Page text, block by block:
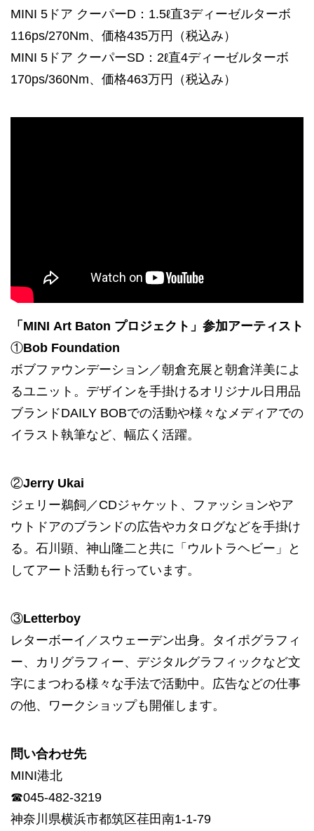
MINI 5ドア クーパーD：1.5ℓ直3ディーゼルターボ
116ps/270Nm、価格435万円（税込み）
MINI 5ドア クーパーSD：2ℓ直4ディーゼルターボ
170ps/360Nm、価格463万円（税込み）
「MINI Art Baton プロジェクト」参加アーティスト
①Bob Foundation
ボブファウンデーション／朝倉充展と朝倉洋美によ
るユニット。デザインを手掛けるオリジナル日用品
ブランドDAILY BOBでの活動や様々なメディアでの
イラスト執筆など、幅広く活躍。
②Jerry Ukai
ジェリー鵜飼／CDジャケット、ファッションやア
ウトドアのブランドの広告やカタログなどを手掛け
る。石川顕、神山隆二と共に「ウルトラヘビー」と
してアート活動も行っています。
③Letterboy
レターボーイ／スウェーデン出身。タイポグラフィ
ー、カリグラフィー、デジタルグラフィックなど文
字にまつわる様々な手法で活動中。広告などの仕事
の他、ワークショップも開催します。
問い合わせ先
MINI港北
☎045-482-3219
神奈川県横浜市都筑区荏田南1-1-79